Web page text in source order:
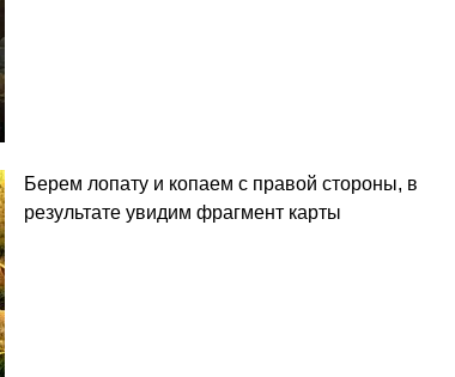
Берем лопату и копаем с правой стороны, в
результате увидим фрагмент карты